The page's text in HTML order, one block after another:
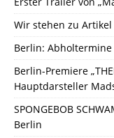
Wir stehen zu
Berlin:
Berlin-Premiere
Hauptdarsteller
SPONGEBOB
Berlin